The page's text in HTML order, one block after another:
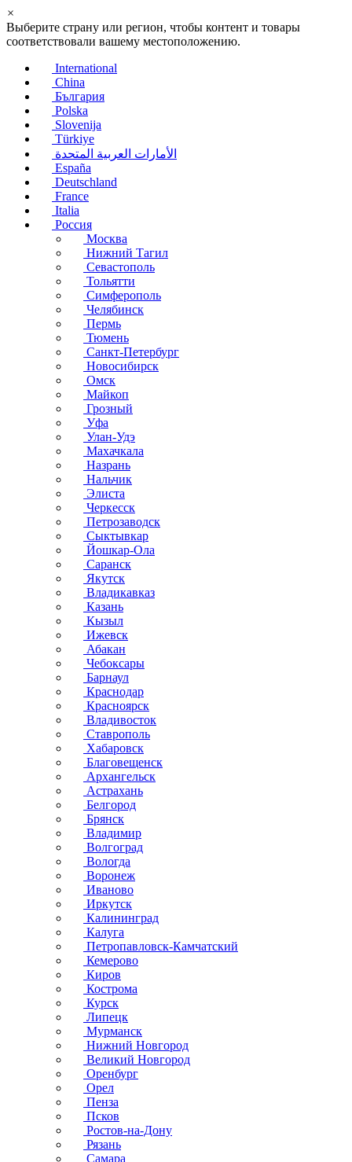
×
Выберите страну или регион, чтобы контент и товары
соответствовали вашему местоположению.
International
China
България
Polska
Slovenija
Türkiye
الأمارات العربية المتحدة
España
Deutschland
France
Italia
Россия
Москва
Нижний Тагил
Севастополь
Тольятти
Симферополь
Челябинск
Пермь
Тюмень
Санкт-Петербург
Новосибирск
Омск
Майкоп
Грозный
Уфа
Улан-Удэ
Махачкала
Назрань
Нальчик
Элиста
Черкесск
Петрозаводск
Сыктывкар
Йошкар-Ола
Саранск
Якутск
Владикавказ
Казань
Кызыл
Ижевск
Абакан
Чебоксары
Барнаул
Краснодар
Красноярск
Владивосток
Ставрополь
Хабаровск
Благовещенск
Архангельск
Астрахань
Белгород
Брянск
Владимир
Волгоград
Вологда
Воронеж
Иваново
Иркутск
Калининград
Калуга
Петропавловск-Камчатский
Кемерово
Киров
Кострома
Курск
Липецк
Мурманск
Нижний Новгород
Великий Новгород
Оренбург
Орел
Пенза
Псков
Ростов-на-Дону
Рязань
Самара